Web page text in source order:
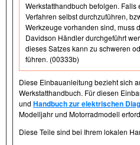
Werkstatthandbuch befolgen. Falls
Verfahren selbst durchzuführen,
Werkzeuge vorhanden sind, muss
Davidson Händler durchgeführt
dieses Satzes kann zu schweren
führen. (00333b)
Diese Einbauanleitung bezieht sich
Werkstatthandbuch. Für diesen
und Handbuch zur elektrischen
Modelljahr und Motorradmodell
Diese Teile sind bei Ihrem lokalen